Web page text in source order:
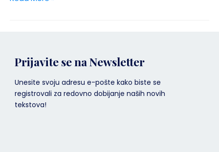
Prijavite se na Newsletter
Unesite svoju adresu e-pošte kako biste se
registrovali za redovno dobijanje naših novih
tekstova!